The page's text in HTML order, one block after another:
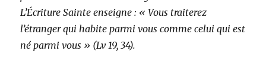
L’Écriture Sainte enseigne : « Vous traiterez
l’étranger qui habite parmi vous comme celui qui est
né parmi vous » (Lv 19, 34).